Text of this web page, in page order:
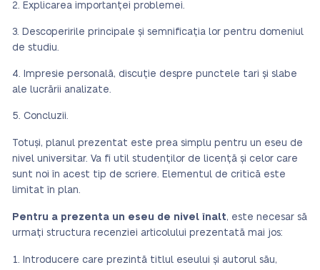
Explicarea importanței problemei.
Descoperirile principale și semnificația lor pentru domeniul
de studiu.
Impresie personală, discuție despre punctele tari și slabe
ale lucrării analizate.
Concluzii.
Totuși, planul prezentat este prea simplu pentru un eseu de
nivel universitar. Va fi util studenților de licență și celor care
sunt noi în acest tip de scriere. Elementul de critică este
limitat în plan.
Pentru a prezenta un eseu de nivel înalt, este necesar să
urmați structura recenziei articolului prezentată mai jos:
Introducere care prezintă titlul eseului și autorul său,